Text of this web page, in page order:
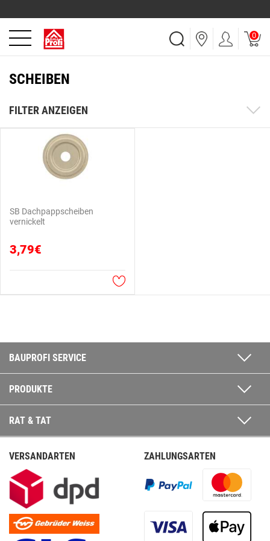
0
SCHEIBEN
FILTER ANZEIGEN
SB Dachpappscheiben
vernickelt
3,79€
BAUPROFI SERVICE
PRODUKTE
RAT & TAT
VERSANDARTEN ZAHLUNGSARTEN